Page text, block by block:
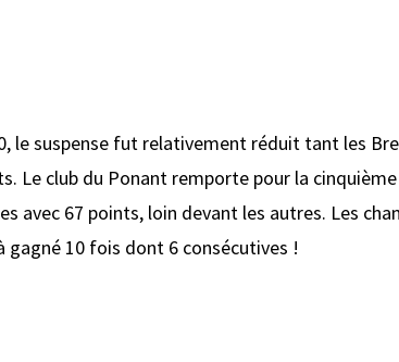
le suspense fut relativement réduit tant les
Le club du Ponant remporte pour la
avec 67 points, loin devant les autres. Les
gagné 10 fois dont 6 consécutives !